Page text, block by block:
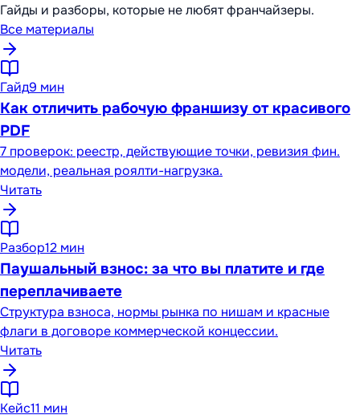
Гайды и разборы, которые не любят франчайзеры.
Все материалы
Гайд9 мин
Как отличить рабочую франшизу от красивого
PDF
7 проверок: реестр, действующие точки, ревизия фин.
модели, реальная роялти-нагрузка.
Читать
Разбор12 мин
Паушальный взнос: за что вы платите и где
переплачиваете
Структура взноса, нормы рынка по нишам и красные
флаги в договоре коммерческой концессии.
Читать
Кейс11 мин